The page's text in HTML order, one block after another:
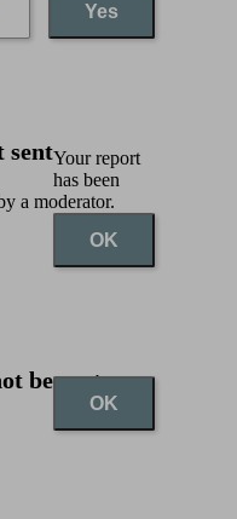
Yes
sentYour report
has been
a moderator.
OK
be sent
OK